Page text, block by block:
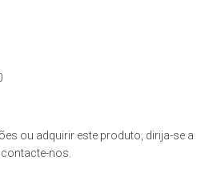
ou adquirir este produto, dirija-se a
nos.